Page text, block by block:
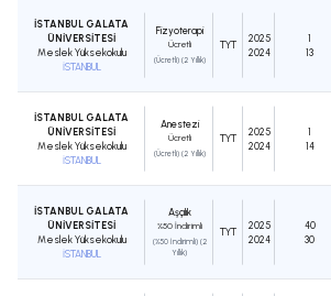
İSTANBUL GALATA
ÜNİVERSİTESİ
Meslek Yüksekokulu
İSTANBUL
Fizyoterapi
Ücretli
(Ücretli) (2 Yıllık)
TYT
2025
2024
1
13
İSTANBUL GALATA
ÜNİVERSİTESİ
Meslek Yüksekokulu
İSTANBUL
Anestezi
Ücretli
(Ücretli) (2 Yıllık)
TYT
2025
2024
1
14
İSTANBUL GALATA
ÜNİVERSİTESİ
Meslek Yüksekokulu
İSTANBUL
Aşçılık
%50 İndirimli
(%50 İndirimli) (2
Yıllık)
TYT
2025
2024
40
30